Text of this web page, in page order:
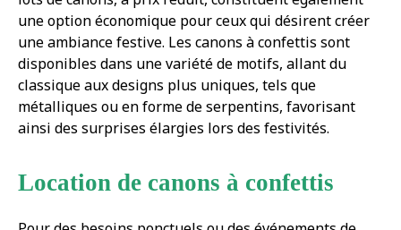
une option économique pour ceux qui désirent créer
une ambiance festive. Les canons à confettis sont
disponibles dans une variété de motifs, allant du
classique aux designs plus uniques, tels que
métalliques ou en forme de serpentins, favorisant
ainsi des surprises élargies lors des festivités.
Location de canons à confettis